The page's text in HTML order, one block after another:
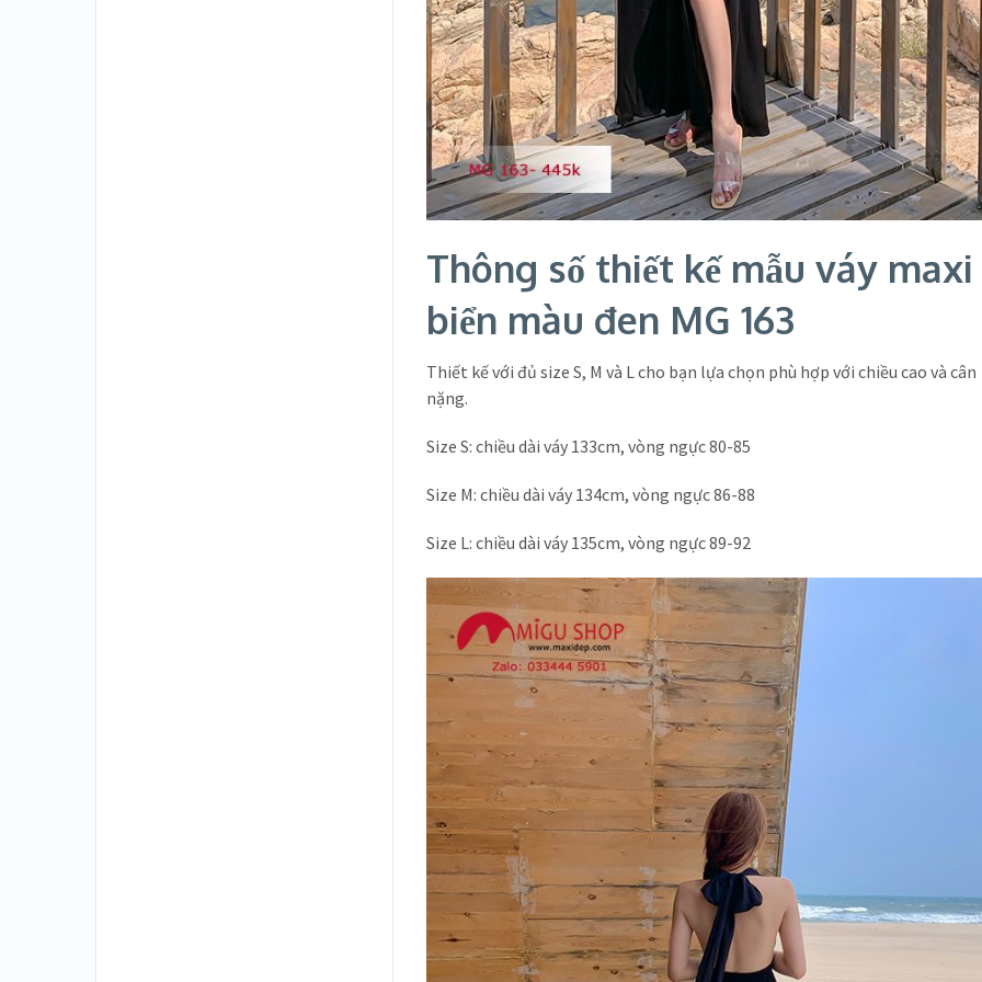
Thông số thiết kế mẫu váy
biển màu đen MG 163
Thiết kế với đủ size S, M và L cho bạn lựa chọn phù hợp với chiều cao và cân
nặng.
Size S: chiều dài váy 133cm, vòng ngực 80-85
Size M: chiều dài váy 134cm, vòng ngực 86-88
Size L: chiều dài váy 135cm, vòng ngực 89-92